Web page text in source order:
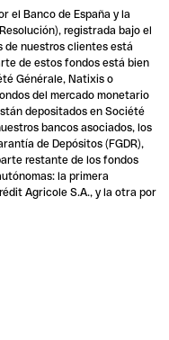
el Banco de España y la
registrada bajo el
de nuestros clientes está
de estos fondos está bien
Générale, Natixis o
del mercado monetario
depositados en Société
bancos asociados, los
de Depósitos (FGDR),
restante de los fondos
la primera
Agricole S.A., y la otra por